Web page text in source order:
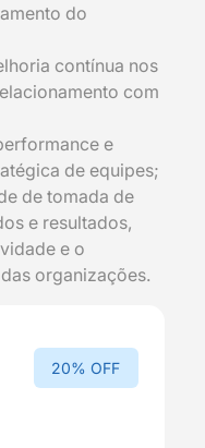
do
contínua nos
com
e
de equipes;
de tomada de
e resultados,
e o
organizações.
20% OFF